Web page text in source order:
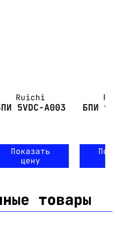
Ruichi
5VDC-A003
Показать
цену
БПИ
товары